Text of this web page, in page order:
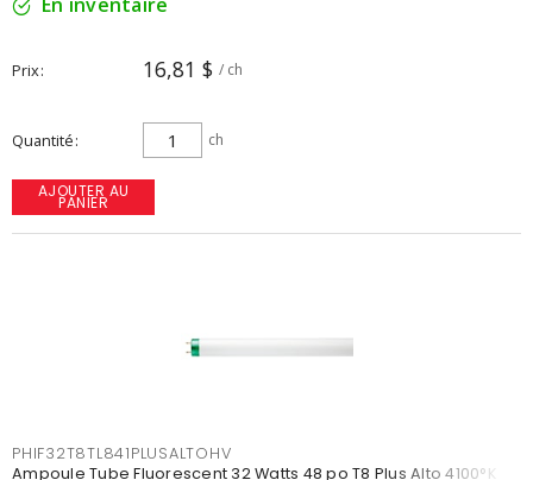
Prix 16,81 $ / ch
Quantité ch
AJOUTER AU
PANIER
PHIF32T8TL841PLUSALTOHV
Ampoule Tube Fluorescent 32 Watts 48 po T8 Plus Alto 4100°K